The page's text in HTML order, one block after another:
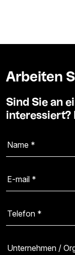
Arbeiten
Sind Sie an
interessiert?